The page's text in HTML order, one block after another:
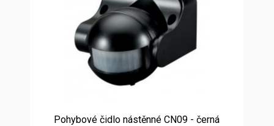
Pohybové čidlo nástěnné CN09 - černá